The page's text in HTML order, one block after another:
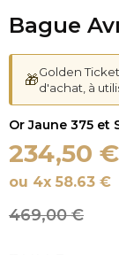
Bague
🎁Golden
d'achat, à
Or Jaune 375 et
234,50 €
ou 4x 58.63 €
469,00 €